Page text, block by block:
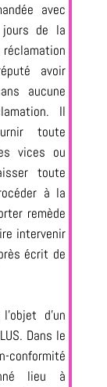
avec
de la
avoir
aucune
Il
toute
vices ou
toute
à la
remède
intervenir
écrit de
d’un
Dans le
conformité
lieu à